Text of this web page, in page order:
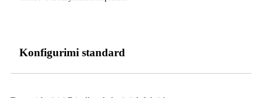
Konfigurimi standard